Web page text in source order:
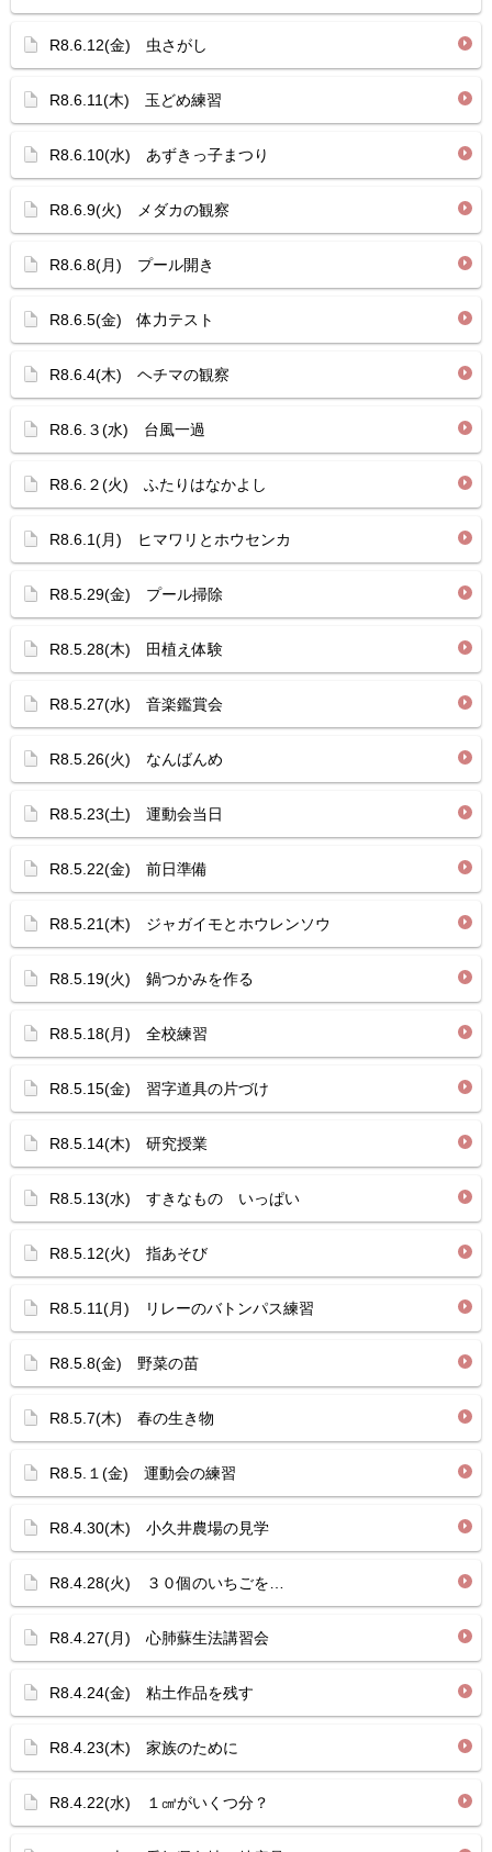
R8.6.12(金) 虫さがし
R8.6.11(木) 玉どめ練習
R8.6.10(水) あずきっ子まつり
R8.6.9(火) メダカの観察
R8.6.8(月) プール開き
R8.6.5(金) 体力テスト
R8.6.4(木) ヘチマの観察
R8.6.３(水) 台風一過
R8.6.２(火) ふたりはなかよし
R8.6.1(月) ヒマワリとホウセンカ
R8.5.29(金) プール掃除
R8.5.28(木) 田植え体験
R8.5.27(水) 音楽鑑賞会
R8.5.26(火) なんばんめ
R8.5.23(土) 運動会当日
R8.5.22(金) 前日準備
R8.5.21(木) ジャガイモとホウレンソウ
R8.5.19(火) 鍋つかみを作る
R8.5.18(月) 全校練習
R8.5.15(金) 習字道具の片づけ
R8.5.14(木) 研究授業
R8.5.13(水) すきなもの いっぱい
R8.5.12(火) 指あそび
R8.5.11(月) リレーのバトンパス練習
R8.5.8(金) 野菜の苗
R8.5.7(木) 春の生き物
R8.5.１(金) 運動会の練習
R8.4.30(木) 小久井農場の見学
R8.4.28(火) ３０個のいちごを…
R8.4.27(月) 心肺蘇生法講習会
R8.4.24(金) 粘土作品を残す
R8.4.23(木) 家族のために
R8.4.22(水) １㎤がいくつ分？